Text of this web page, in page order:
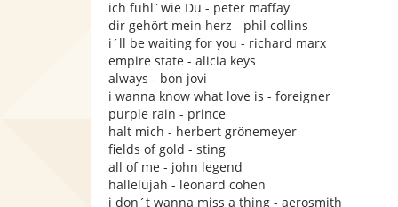
ich fühl´wie Du - peter maffay
dir gehört mein herz - phil collins
i´ll be waiting for you - richard marx
empire state - alicia keys
always - bon jovi
i wanna know what love is - foreigner
purple rain - prince
halt mich - herbert grönemeyer
fields of gold - sting
all of me - john legend
hallelujah - leonard cohen
i don´t wanna miss a thing - aerosmith